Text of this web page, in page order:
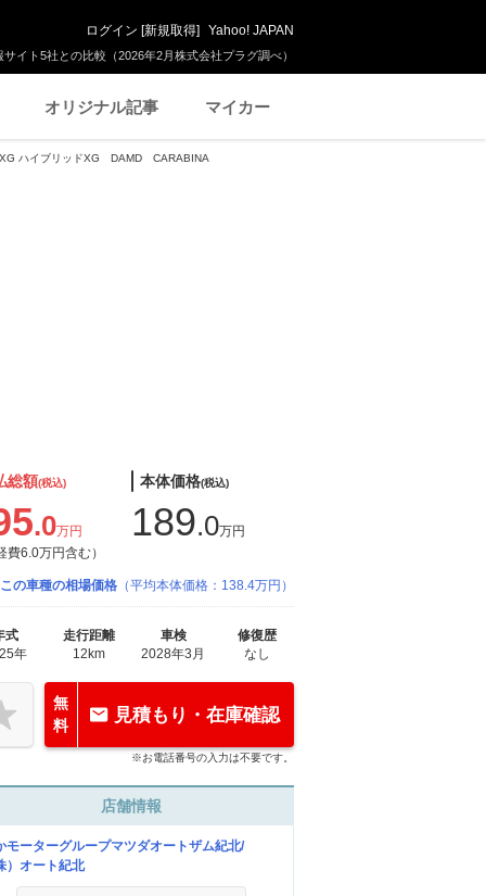
イト5社との比較（2026年2月株式会社プラグ調べ）
ログイン [新規取得] Yahoo! JAPAN
オリジナル記事 マイカー
ハイブリッドXG DAMD CARABINA
総額(税込)
.0万円
費6.0万円含む）
本体価格(税込)
189.0万円
この車種の相場価格 （平均本体価格：138.4万円）
式
年
走行距離
12km
車検
2028年3月
修復歴
なし
無
料
見積もり・在庫確認
※お電話番号の入力は不要です。
店舗情報
モーターグループマツダオートザム紀北/
）オート紀北